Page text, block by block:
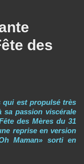
des
qui est propulsé très
sa passion viscérale
des Mères du 31
reprise en version
Maman» sorti en